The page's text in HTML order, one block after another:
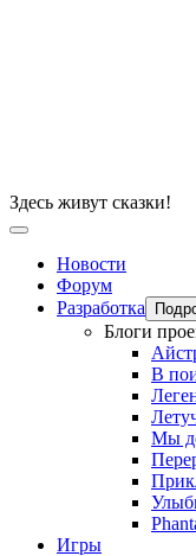
Здесь живут сказки!
Новости
Форум
Разработка
Блоги
В
Мы
Игры